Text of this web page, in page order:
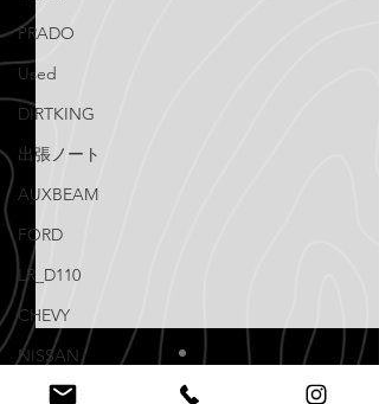
PRADO
Used
DIRTKING
出張ノート
AUXBEAM
FORD
LR_D110
CHEVY
NISSAN
Knowledge